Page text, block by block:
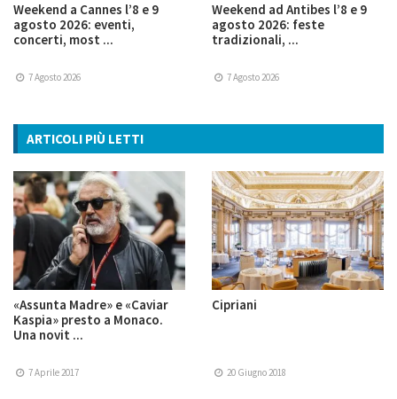
Weekend a Cannes l’8 e 9
agosto 2026: eventi,
concerti, most ...
7 Agosto 2026
Weekend ad Antibes l’8 e 9
agosto 2026: feste
tradizionali, ...
7 Agosto 2026
ARTICOLI PIÙ LETTI
«Assunta Madre» e «Caviar
Kaspia» presto a Monaco.
Una novit ...
7 Aprile 2017
Cipriani
20 Giugno 2018